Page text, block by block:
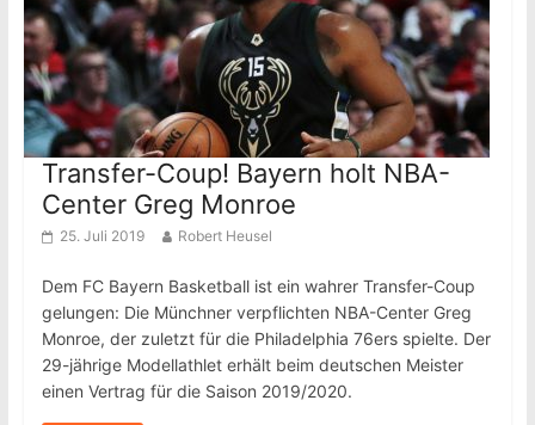
Transfer-Coup! Bayern holt NBA-
Center Greg Monroe
25. Juli 2019 Robert Heusel
Dem FC Bayern Basketball ist ein wahrer Transfer-Coup
gelungen: Die Münchner verpflichten NBA-Center Greg
Monroe, der zuletzt für die Philadelphia 76ers spielte. Der
29-jährige Modellathlet erhält beim deutschen Meister
einen Vertrag für die Saison 2019/2020.